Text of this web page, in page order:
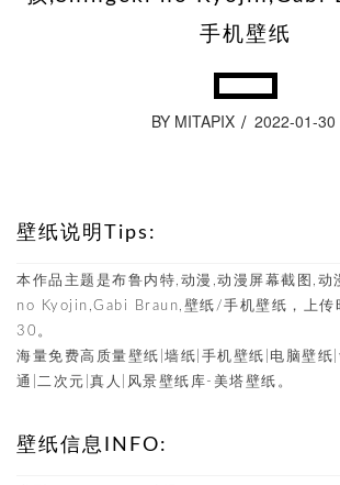
手机壁纸
BY MITAPIX 2022-01-30
壁纸说明Tips:
本作品主题是布鲁内特,动漫,动漫屏幕截图,动
no Kyojin,Gabi Braun,壁纸/手机壁纸，上
30。
海量免费高质量壁纸|墙纸|手机壁纸|电脑壁
通|二次元|真人|风景壁纸库-美塔壁纸。
壁纸信息INFO: